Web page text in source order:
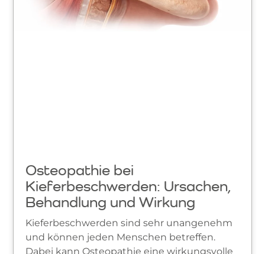
Osteopathie bei
Kieferbeschwerden: Ursachen,
Behandlung und Wirkung
Kieferbeschwerden sind sehr unangenehm
und können jeden Menschen betreffen.
Dabei kann Osteopathie eine wirkungsvolle